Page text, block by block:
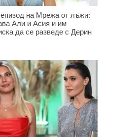
на Мрежа от лъжи:
Али и Асия и им
да се разведе с Дерин